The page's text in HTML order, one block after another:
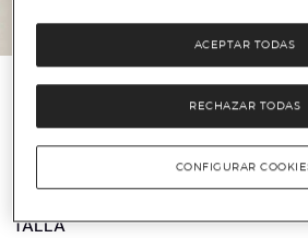
NAF NAF
Polo de mujer forma
TALLA
RECHAZAR TODAS
ACEPTAR TODAS
CONFIGURAR